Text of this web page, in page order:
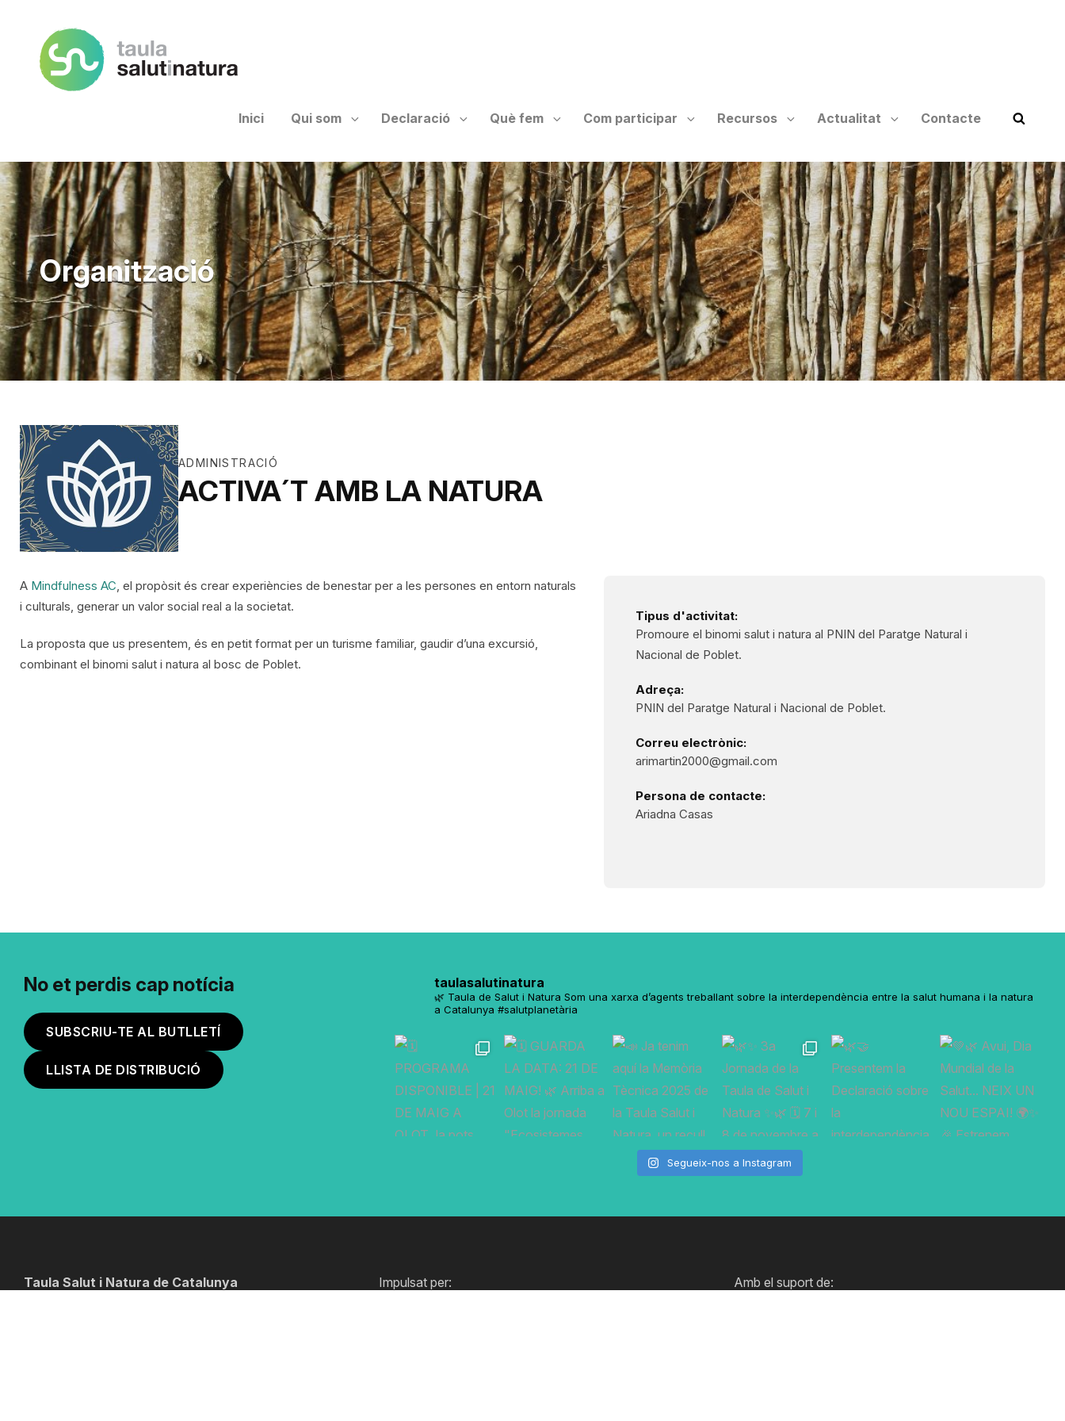
Taula Salut I Natura
Inici Qui som Declaració Què fem Com participar Recursos Actualitat Contacte
Organització
ADMINISTRACIÓ
ACTIVA´T AMB LA NATURA
A Mindfulness AC, el propòsit és crear experiències de benestar per a les persones en entorn naturals
i culturals, generar un valor social real a la societat.
La proposta que us presentem, és en petit format per un turisme familiar, gaudir d’una excursió,
combinant el binomi salut i natura al bosc de Poblet.
Tipus d'activitat:
Promoure el binomi salut i natura al PNIN del Paratge Natural i
Nacional de Poblet.
Adreça:
PNIN del Paratge Natural i Nacional de Poblet.
Correu electrònic:
arimartin2000@gmail.com
Persona de contacte:
Ariadna Casas
No et perdis cap notícia
SUBSCRIU-TE AL BUTLLETÍ
LLISTA DE DISTRIBUCIÓ
taulasalutinatura
🌿 Taula de Salut i Natura Som una xarxa d’agents treballant sobre la interdependència entre la salut humana i la natura
a Catalunya #salutplanetària
Segueix-nos a Instagram
Taula Salut i Natura de Catalunya
Impulsat per: Amb el suport de: